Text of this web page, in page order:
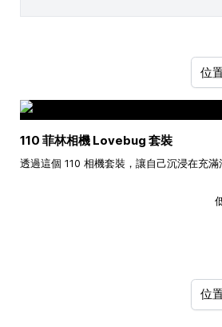
110 菲林相機 Lovebug 套裝
透過這個 110 相機套裝，讓自己沉浸在充滿